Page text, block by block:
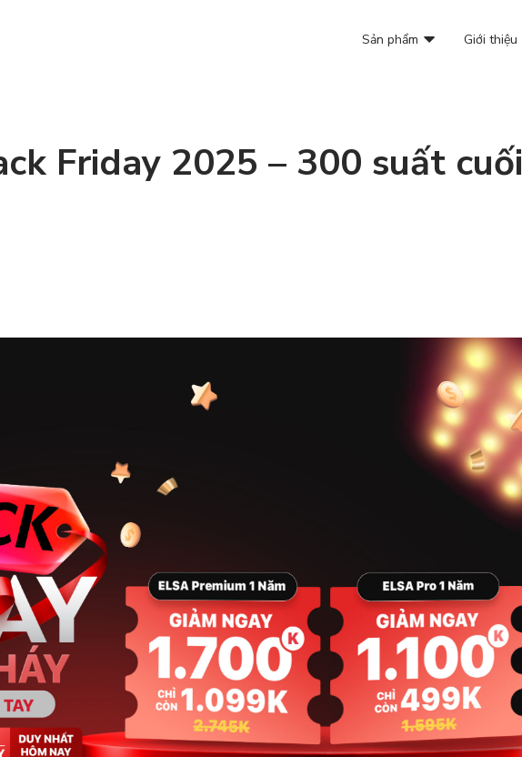
Sản phẩm Giới thiệu
Friday 2025 – 300 suất cuối